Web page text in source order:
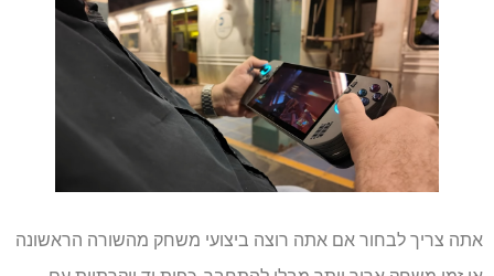
אתה צריך לבחור אם אתה רוצה ביצועי משחק מהשורה הראשונה